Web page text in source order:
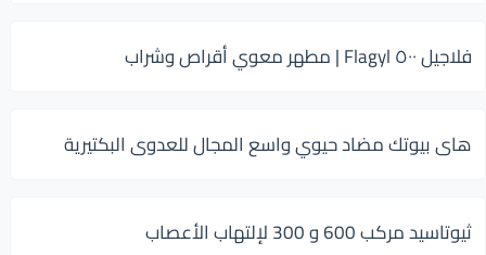
فلاجيل ٥٠٠ Flagyl | مطهر معوي أقراص وشراب
هاى بيوتك مضاد حيوي واسع المجال للعدوى البكتيرية
ثيوتاسيد مركب 600 و 300 لإلتهاب الأعصاب